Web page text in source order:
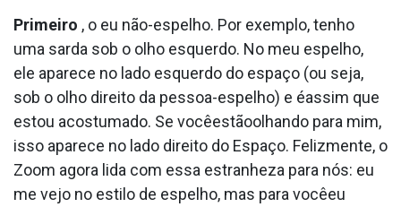
Primeiro , o eu não-espelho. Por exemplo, tenho
uma sarda sob o olho esquerdo. No meu espelho,
ele aparece no lado esquerdo do espaço (ou seja,
sob o olho direito da pessoa-espelho) e éassim que
estou acostumado. Se vocêestãoolhando para mim,
isso aparece no lado direito do Espaço. Felizmente, o
Zoom agora lida com essa estranheza para nós: eu
me vejo no estilo de espelho, mas para vocêeu